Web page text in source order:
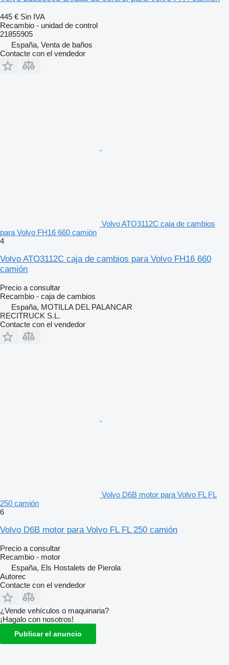
445 € Sin IVA
Recambio - unidad de control
21855905
España, Venta de baños
Contacte con el vendedor
Volvo ATO3112C caja de cambios
para Volvo FH16 660 camión
4
Volvo ATO3112C caja de cambios para Volvo FH16 660
camión
Precio a consultar
Recambio - caja de cambios
España, MOTILLA DEL PALANCAR
RECITRUCK S.L.
Contacte con el vendedor
Volvo D6B motor para Volvo FL FL
250 camión
6
Volvo D6B motor para Volvo FL FL 250 camión
Precio a consultar
Recambio - motor
España, Els Hostalets de Pierola
Autorec
Contacte con el vendedor
¿Vende vehículos o maquinaria?
¡Hagalo con nosotros!
Publicar el anuncio